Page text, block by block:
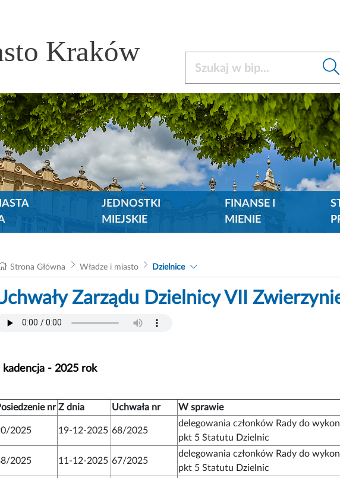
Kraków
JEDNOSTKI
MIEJSKIE
FINANSE I
MIENIE
Strona Główna Władze i miasto Dzielnice
Zarządu Dzielnicy VII
kadencja - 2025 rok
nr Z dnia Uchwała nr W sprawie
2025 19-12-2025 68/2025
delegowania członków Rady do
pkt 5 Statutu Dzielnic
2025 11-12-2025 67/2025
delegowania członków Rady do
pkt 5 Statutu Dzielnic